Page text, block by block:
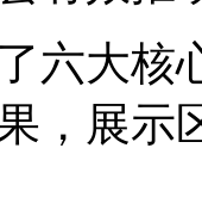
六大核
，展示